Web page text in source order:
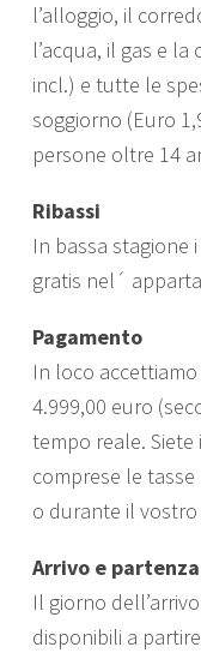
l’alloggio, il
l’acqua, il gas e
incl.) e tutte le
soggiorno (Euro
persone oltre 14
Ribassi
In bassa stagione
gratis nel´
Pagamento
In loco
4.999,00 euro
tempo reale.
comprese le
o durante il
Arrivo e partenza
Il giorno
disponibili a